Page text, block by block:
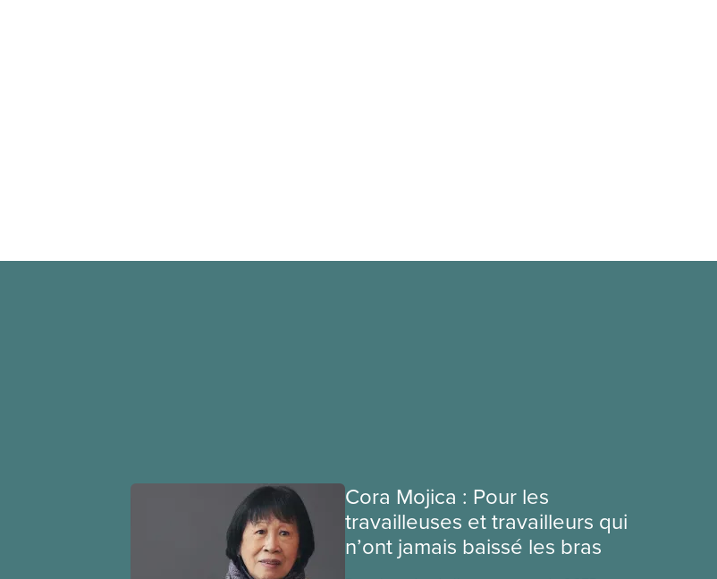
Cora Mojica : Pour les
travailleuses et travailleurs qui
n’ont jamais baissé les bras